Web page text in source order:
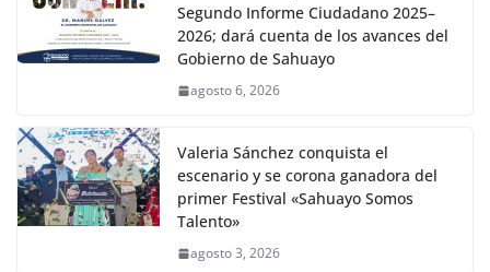
Segundo Informe Ciudadano 2025–
2026; dará cuenta de los avances del
Gobierno de Sahuayo
agosto 6, 2026
Valeria Sánchez conquista el
escenario y se corona ganadora del
primer Festival «Sahuayo Somos
Talento»
agosto 3, 2026